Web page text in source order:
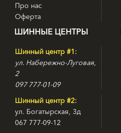
Про нас
Оферта
ШИННЫЕ ЦЕНТРЫ
Шинный центр #1:
ул. Набережно-Луговая,
2
097 777-01-09
Шинный центр #2:
ул. Богатырская, 3д
067 777-09-12